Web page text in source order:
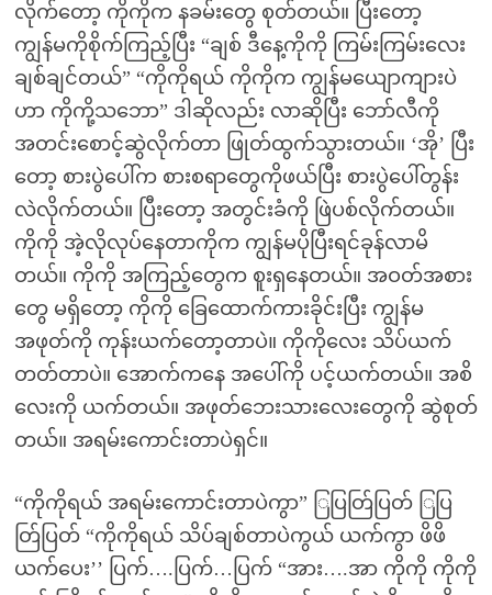
လိုက်တော့ ကိုကိုက နခမ်းတွေ စုတ်တယ်။ ပြီးတော့
ကျွန်မကိုစိုက်ကြည့်ပြီး “ချစ် ဒီနေ့ကိုကို ကြမ်းကြမ်းလေး
ချစ်ချင်တယ်” “ကိုကိုရယ် ကိုကိုက ကျွန်မယျောကျားပဲ
ဟာ ကိုကို့သဘော” ဒါဆိုလည်း လာဆိုပြီး ဘော်လီကို
အတင်းစောင့်ဆွဲလိုက်တာ ဖြုတ်ထွက်သွားတယ်။ ‘အို’ ပြီး
တော့ စားပွဲပေါ်က စားစရာတွေကိုဖယ်ပြီး စားပွဲပေါ်တွန်း
လဲလိုက်တယ်။ ပြီးတော့ အတွင်းခံကို ဖြဲပစ်လိုက်တယ်။
ကိုကို အဲ့လိုလုပ်နေတာကိုက ကျွန်မပိုပြီးရင်ခုန်လာမိ
တယ်။ ကိုကို အကြည့်တွေက စူးရှနေတယ်။ အဝတ်အစား
တွေ မရှိတော့ ကိုကို ခြေထောက်ကားခိုင်းပြီး ကျွန်မ
အဖုတ်ကို ကုန်းယက်တော့တာပဲ။ ကိုကိုလေး သိပ်ယက်
တတ်တာပဲ။ အောက်ကနေ အပေါ်ကို ပင့်ယက်တယ်။ အစိ
လေးကို ယက်တယ်။ အဖုတ်ဘေးသားလေးတွေကို ဆွဲစုတ်
တယ်။ အရမ်းကောင်းတာပဲရှင်။
“ကိုကိုရယ် အရမ်းကောင်းတာပဲကွာ” ြပြတ်ြပြတ် ြပြ
တ်ြပြတ် “ကိုကိုရယ် သိပ်ချစ်တာပဲကွယ် ယက်ကွာ ဖိဖိ
ယက်ပေး’’ ပြက်….ပြက်…ပြက် “အား….အာ ကိုကို ကိုကို